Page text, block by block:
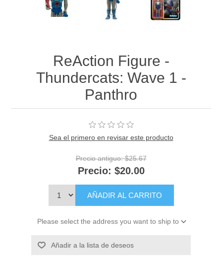
ReAction Figure -
Thundercats: Wave 1 -
Panthro
Sea el primero en revisar este producto
Precio antiguo: $25.67
Precio: $20.00
AÑADIR AL CARRITO
Please select the address you want to ship to
Añadir a la lista de deseos